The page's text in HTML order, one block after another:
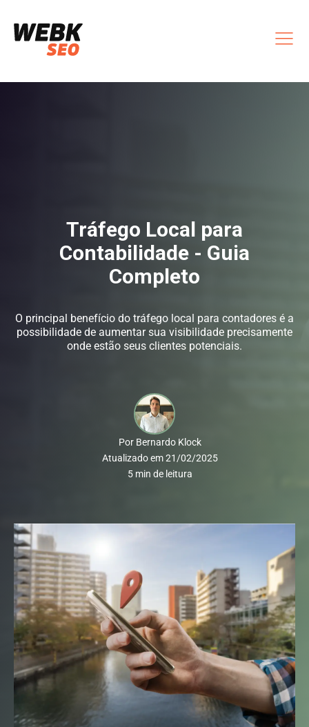
Tráfego Local para
Contabilidade - Guia
Completo
O principal benefício do tráfego local para contadores é a
possibilidade de aumentar sua visibilidade precisamente
onde estão seus clientes potenciais.
Por Bernardo Klock
Atualizado em21/02/2025
5 min de leitura